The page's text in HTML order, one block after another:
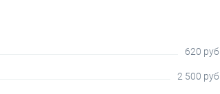
620 руб.
2 500 руб.